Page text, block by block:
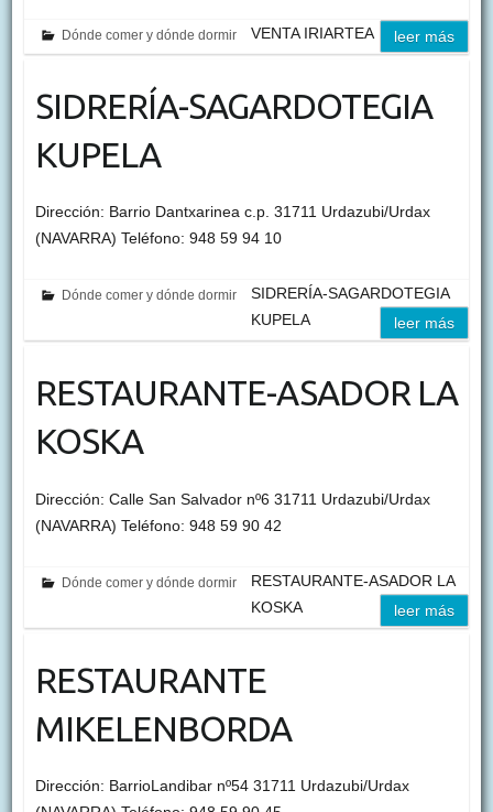
Dónde comer y dónde dormir VENTA IRIARTEA leer más
SIDRERÍA-SAGARDOTEGIA
KUPELA
Dirección: Barrio Dantxarinea c.p. 31711 Urdazubi/Urdax
(NAVARRA) Teléfono: 948 59 94 10
Dónde comer y dónde dormir
SIDRERÍA-SAGARDOTEGIA
KUPELA
leer más
RESTAURANTE-ASADOR LA
KOSKA
Dirección: Calle San Salvador nº6 31711 Urdazubi/Urdax
(NAVARRA) Teléfono: 948 59 90 42
Dónde comer y dónde dormir
RESTAURANTE-ASADOR LA
KOSKA
leer más
RESTAURANTE
MIKELENBORDA
Dirección: BarrioLandibar nº54 31711 Urdazubi/Urdax